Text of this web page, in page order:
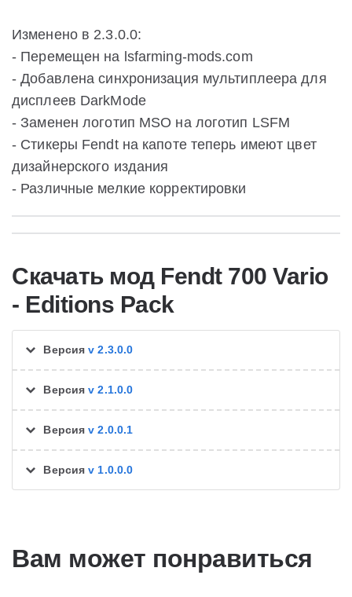
Изменено в 2.3.0.0:
- Перемещен на lsfarming-mods.com
- Добавлена синхронизация мультиплеера для
дисплеев DarkMode
- Заменен логотип MSO на логотип LSFM
- Стикеры Fendt на капоте теперь имеют цвет
дизайнерского издания
- Различные мелкие корректировки
Скачать мод Fendt 700 Vario
- Editions Pack
Версияv 2.3.0.0
Версияv 2.1.0.0
Версияv 2.0.0.1
Версияv 1.0.0.0
Вам может понравиться